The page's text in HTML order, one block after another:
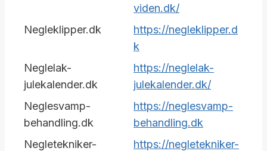
viden.dk/
Negleklipper.dk
https://negleklipper.d
k
Neglelak-
julekalender.dk
https://neglelak-
julekalender.dk/
Neglesvamp-
behandling.dk
https://neglesvamp-
behandling.dk
Negletekniker-
https://negletekniker-